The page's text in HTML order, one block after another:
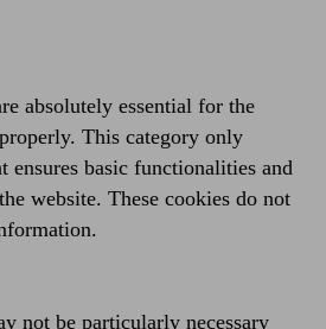
absolutely essential for the
This category only
ensures basic functionalities and
website. These cookies do not
not be particularly necessary